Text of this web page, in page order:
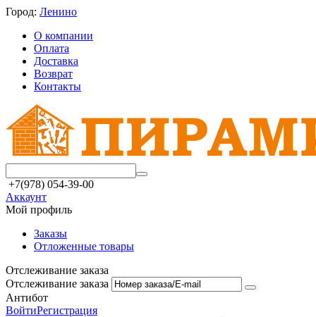
Город: Ленино
О компании
Оплата
Доставка
Возврат
Контакты
+7(978) 054-39-00
Аккаунт
Мой профиль
Заказы
Отложенные товары
Отслеживание заказа
Отслеживание заказа
Антибот
ВойтиРегистрация